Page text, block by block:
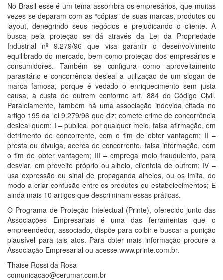
No Brasil esse é um tema assombra os empresários, que muitas
vezes se deparam com as “cópias” de suas marcas, produtos ou
layout, denegrindo seus negócios e prejudicando o cliente. A
busca pela proteção se dá através da Lei da Propriedade
Industrial nº 9.279/96 que visa garantir o desenvolvimento
equilibrado do mercado, bem como proteção dos empresários e
consumidores. Também se configura como aproveitamento
parasitário e concorrência desleal a utilização de um slogan de
marca famosa, porque é vedado o enriquecimento sem justa
causa, à custa de outrem conforme art. 884 do Código Civil.
Paralelamente, também há uma associação indevida citada no
artigo 195 da lei 9.279/96 que diz; comete crime de concorrência
desleal quem: I – publica, por qualquer meio, falsa afirmação, em
detrimento de concorrente, com o fim de obter vantagem; II –
presta ou divulga, acerca de concorrente, falsa informação, com
o fim de obter vantagem; III – emprega meio fraudulento, para
desviar, em proveito próprio ou alheio, clientela de outrem; IV –
usa expressão ou sinal de propaganda alheios, ou os imita, de
modo a criar confusão entre os produtos ou estabelecimentos; E
ainda mais 10 artigos que descriminam essas práticas.
O Programa de Proteção Intelectual (Printe), oferecido junto das
Associações Empresariais é uma das ferramentas que o
empreendedor, associado, dispõe para coibir e buscar a punição
plausível para tais atos. Para obter mais informação procure a
Associação Empresarial ou acesse www.printe.com.br.
Thaise Rossi da Rosa
comunicacao@cerumar.com.br